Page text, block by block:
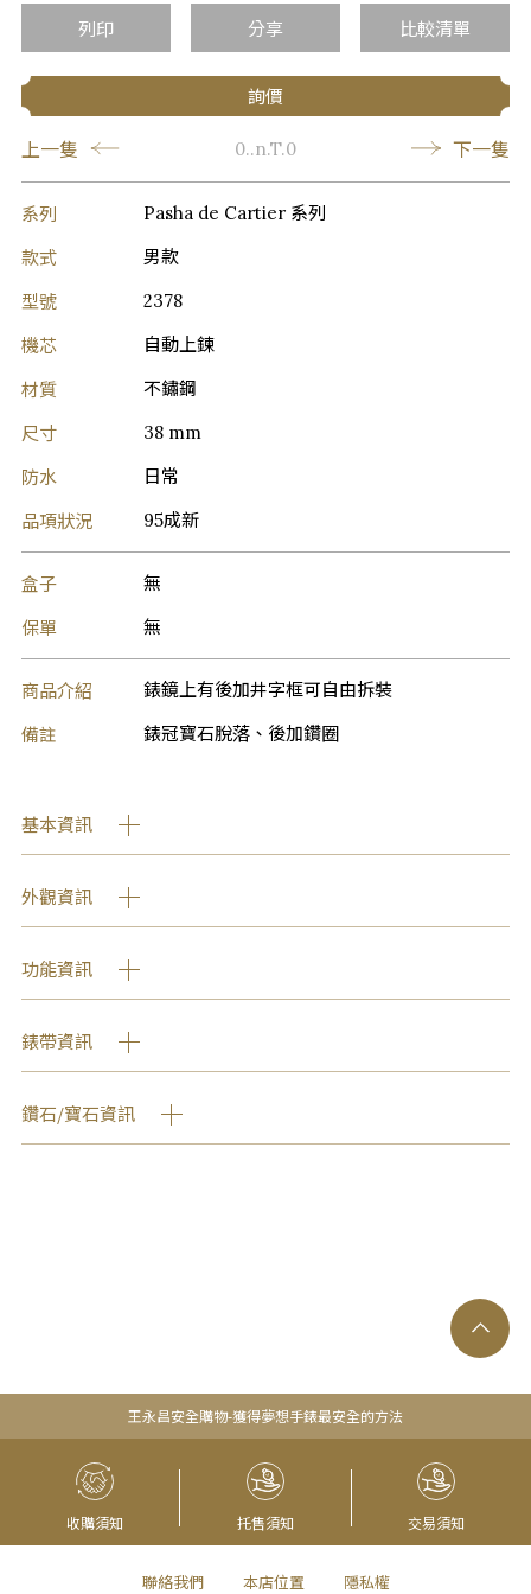
列印 分享 比較清單
詢價
上一隻 0..n.T.0 下一隻
系列 Pasha de Cartier 系列
款式 男款
型號 2378
機芯 自動上鍊
材質 不鏽鋼
尺寸 38 mm
防水 日常
品項狀況 95成新
盒子 無
保單 無
商品介紹 錶鏡上有後加井字框可自由拆裝
備註 錶冠寶石脫落、後加鑽圈
基本資訊
外觀資訊
功能資訊
錶帶資訊
鑽石/寶石資訊
王永昌安全購物-獲得夢想手錶最安全的方法
收購須知 托售須知 交易須知
聯絡我們 本店位置 隱私權